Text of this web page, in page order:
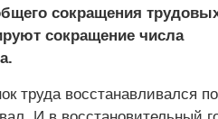
сокращения
сокращение числа
труда восстанавливался